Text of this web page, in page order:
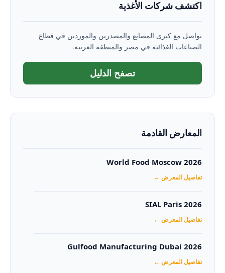
اكتشف شركات الأغذية
تواصل مع كبرى المصانع والمصدرين والموردين في قطاع
الصناعات الغذائية في مصر والمنطقة العربية.
تصفح الدليل
المعارض القادمة
World Food Moscow 2026
تفاصيل المعرض ←
SIAL Paris 2026
تفاصيل المعرض ←
Gulfood Manufacturing Dubai 2026‏
تفاصيل المعرض ←